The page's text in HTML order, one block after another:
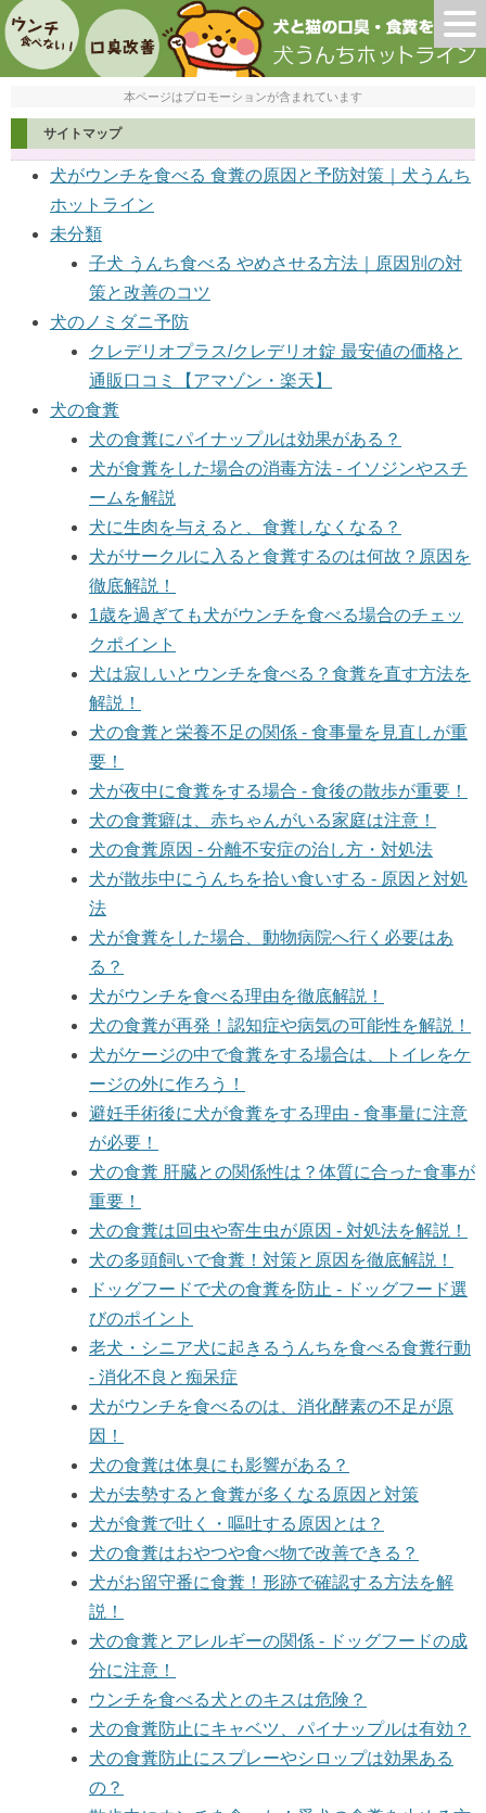
本ページはプロモーションが含まれています
サイトマップ
犬がウンチを食べる 食糞の原因と予防対策｜犬うんち
ホットライン
未分類
子犬 うんち食べる やめさせる方法｜原因別の対
策と改善のコツ
犬のノミダニ予防
クレデリオプラス/クレデリオ錠 最安値の価格と
通販口コミ【アマゾン・楽天】
犬の食糞
犬の食糞にパイナップルは効果がある？
犬が食糞をした場合の消毒方法 - イソジンやスチ
ームを解説
犬に生肉を与えると、食糞しなくなる？
犬がサークルに入ると食糞するのは何故？原因を
徹底解説！
1歳を過ぎても犬がウンチを食べる場合のチェッ
クポイント
犬は寂しいとウンチを食べる？食糞を直す方法を
解説！
犬の食糞と栄養不足の関係 - 食事量を見直しが重
要！
犬が夜中に食糞をする場合 - 食後の散歩が重要！
犬の食糞癖は、赤ちゃんがいる家庭は注意！
犬の食糞原因 - 分離不安症の治し方・対処法
犬が散歩中にうんちを拾い食いする - 原因と対処
法
犬が食糞をした場合、動物病院へ行く必要はあ
る？
犬がウンチを食べる理由を徹底解説！
犬の食糞が再発！認知症や病気の可能性を解説！
犬がケージの中で食糞をする場合は、トイレをケ
ージの外に作ろう！
避妊手術後に犬が食糞をする理由 - 食事量に注意
が必要！
犬の食糞 肝臓との関係性は？体質に合った食事が
重要！
犬の食糞は回虫や寄生虫が原因 - 対処法を解説！
犬の多頭飼いで食糞！対策と原因を徹底解説！
ドッグフードで犬の食糞を防止 - ドッグフード選
びのポイント
老犬・シニア犬に起きるうんちを食べる食糞行動
- 消化不良と痴呆症
犬がウンチを食べるのは、消化酵素の不足が原
因！
犬の食糞は体臭にも影響がある？
犬が去勢すると食糞が多くなる原因と対策
犬が食糞で吐く・嘔吐する原因とは？
犬の食糞はおやつや食べ物で改善できる？
犬がお留守番に食糞！形跡で確認する方法を解
説！
犬の食糞とアレルギーの関係 - ドッグフードの成
分に注意！
ウンチを食べる犬とのキスは危険？
犬の食糞防止にキャベツ、パイナップルは有効？
犬の食糞防止にスプレーやシロップは効果ある
の？